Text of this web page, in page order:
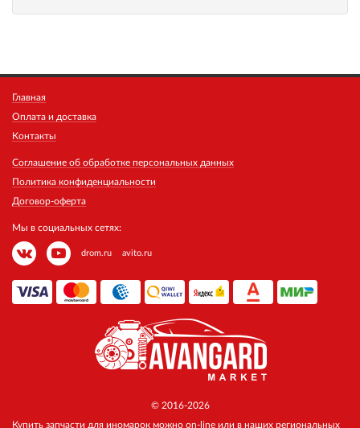
Главная
Оплата и доставка
Контакты
Соглашение об обработке персональных данных
Политика конфиденциальности
Договор-оферта
Мы в социальных сетях:
drom.ru avito.ru
© 2016-2026
Купить запчасти для иномарок можно on-line или в наших региональных